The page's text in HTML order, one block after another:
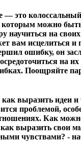
— это
которым можно
научиться на
вам исцелиться и
ошибку, он
на
Поощряйте
выразить идеи и
проблемой,
Как
как выразить свои
чувствами? -